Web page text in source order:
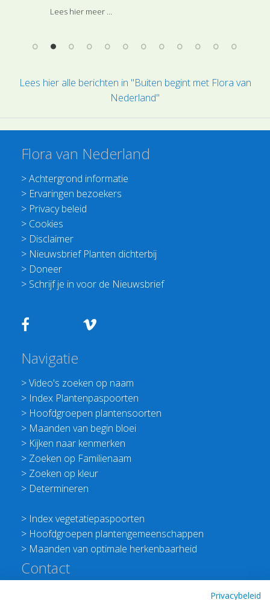
Lees hier meer ...
Lees hier alle berichten in "Buiten begint met Flora van
Nederland"
Flora van Nederland
>Achtergrond informatie
> Ervaringen bezoekers
> Privacy beleid
> Cookies
> Disclaimer
> Nieuwsbrief Planten dichterbij
> Doneer
> Schrijf je in voor de Nieuwsbrief
Navigatie
>Video's zoeken op naam
> Index Plantenpaspoorten
> Hoofdgroepen plantensoorten
> Maanden van begin bloei
> Kijken naar kenmerken
> Zoeken op Familienaam
> Zoeken op kleur
> Determineren
> Index vegetatiepaspoorten
> Hoofdgroepen plantengemeenschappen
> Maanden van optimale herkenbaarheid
Contact
Privacybeleid